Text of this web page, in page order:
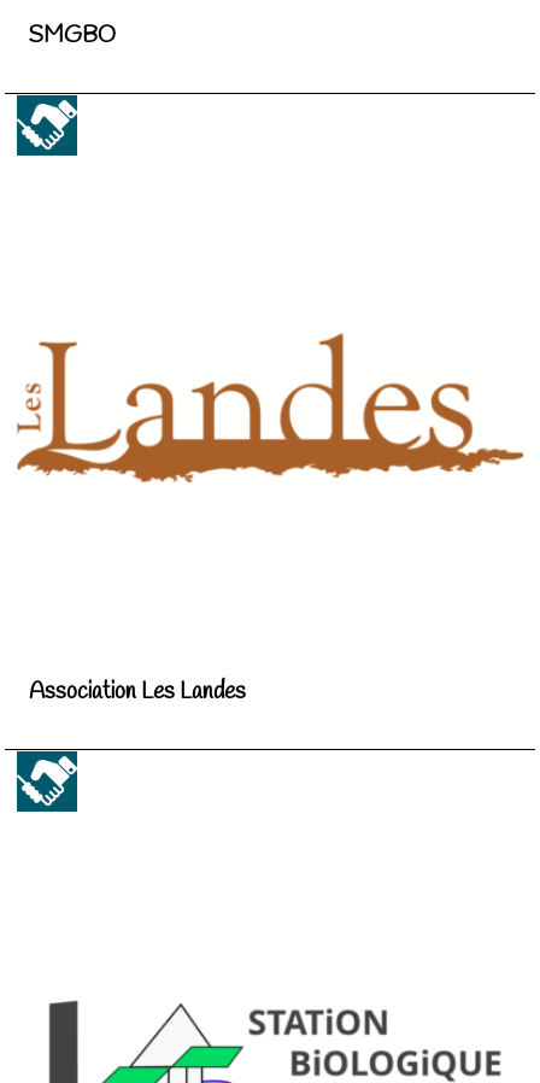
SMGBO
Association Les Landes